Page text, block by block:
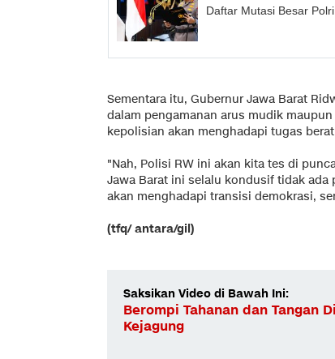
Daftar Mutasi Besar
Sementara itu, Gubernur Jawa Barat
dalam pengamanan arus mudik
kepolisian akan menghadapi tugas
"Nah, Polisi RW ini akan kita tes di
Jawa Barat ini selalu kondusif tidak
akan menghadapi transisi demokrasi,
(tfq/ antara/gil)
Saksikan Video di Bawah Ini:
Berompi Tahanan dan Tangan
Kejagung